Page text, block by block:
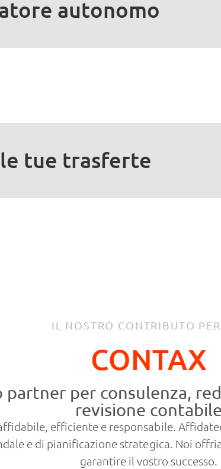
autonomo
tue trasferte
IL NOSTRO CONTRIBUTO
CONTAX
partner per consulenza,
revisione contabile
efficiente e responsabile.
e di pianificazione strategica. Noi
garantire il vostro successo.